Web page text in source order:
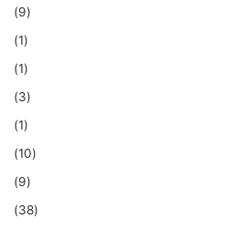
(9)
(1)
(1)
(3)
(1)
(10)
(9)
(38)